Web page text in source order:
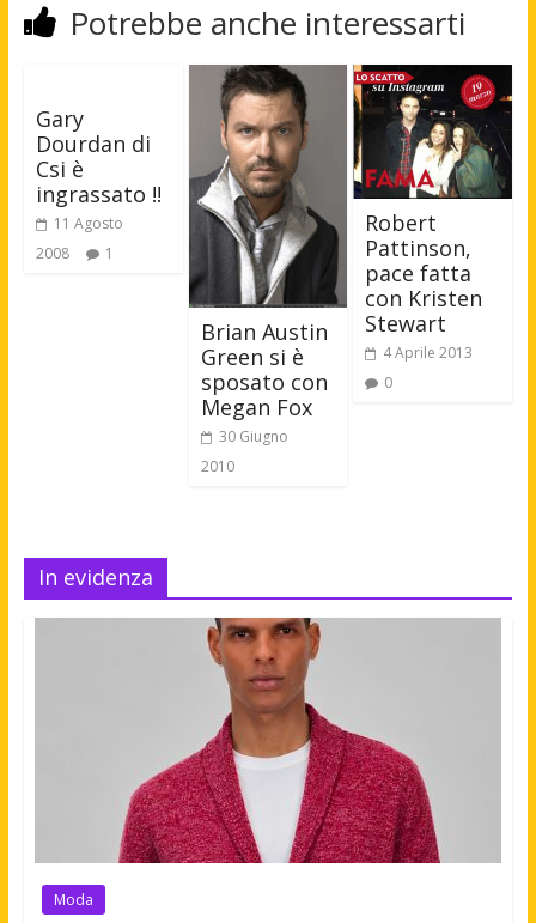
Potrebbe anche interessarti
Gary
Dourdan di
Csi è
ingrassato !!
11 Agosto
2008
1
Brian Austin
Green si è
sposato con
Megan Fox
30 Giugno
2010
Robert
Pattinson,
pace fatta
con Kristen
Stewart
4 Aprile 2013
0
In evidenza
Moda